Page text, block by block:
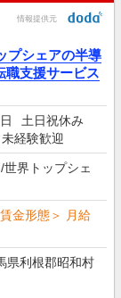
情報提供元
プシェアの半導
支援サービス
土日祝休み
未経験歓迎
界トップシェ
金形態＞ 月給
県利根郡昭和村